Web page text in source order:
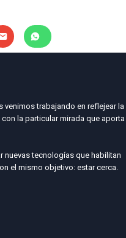
venimos trabajando en reflejear la
la particular mirada que aporta
nuevas tecnologías que habilitan
el mismo objetivo: estar cerca.